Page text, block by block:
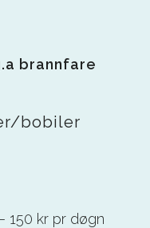
brannfare
bobiler
150 kr pr døgn